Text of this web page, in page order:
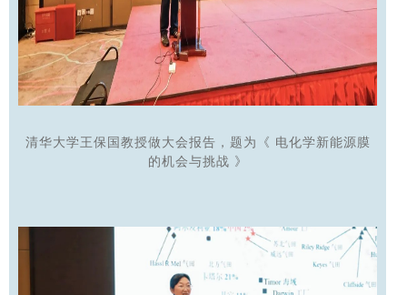
清华大学王保国教授做大会报告，题为《 电化学新能源膜
的机会与挑战 》